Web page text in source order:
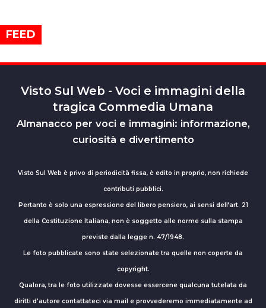
FEED
Visto Sul Web - Voci e immagini della
tragica Commedia Umana
Almanacco per voci e immagini: informazione,
curiosità e divertimento
Visto Sul Web è privo di periodicità fissa, è edito in proprio, non richiede
contributi pubblici.
Pertanto è solo una espressione del libero pensiero, ai sensi dell’art. 21
della Costituzione Italiana, non è soggetto alle norme sulla stampa
previste dalla legge n. 47/1948.
Le foto pubblicate sono state selezionate tra quelle non coperte da
copyright.
Qualora, tra le foto utilizzate dovesse essercene qualcuna tutelata da
diritti d'autore contattateci via mail e provvederemo immediatamente ad